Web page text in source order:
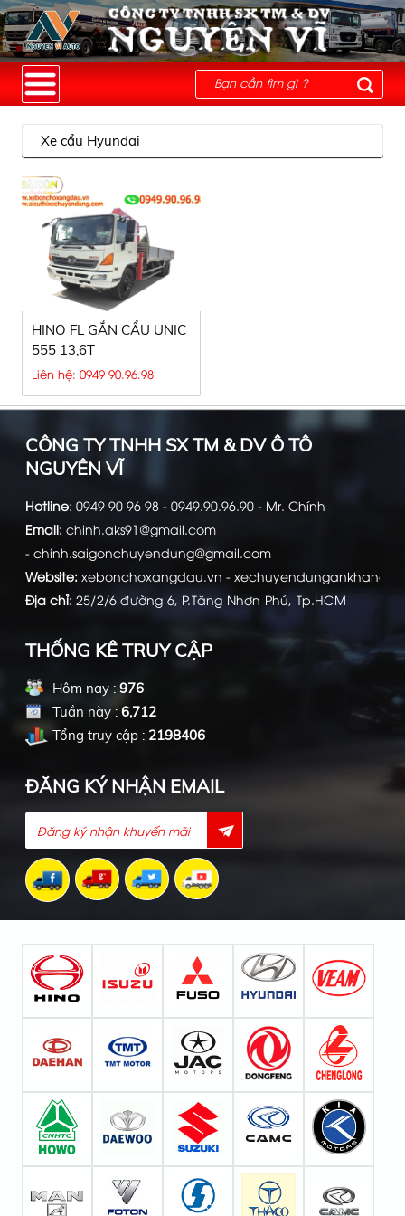
Xe cẩu Hyundai
HINO FL GẮN CẨU UNIC
555 13,6T
Liên hệ: 0949 90.96.98
CÔNG TY TNHH SX TM & DV Ô TÔ
NGUYÊN VĨ
Hotline: 0949 90 96 98 - 0949.90.96.90 - Mr. Chính
Email: chinh.aks91@gmail.com
- chinh.saigonchuyendung@gmail.com
Website: xebonchoxangdau.vn -
Địa chỉ: 25/2/6 đường 6, P.Tăng Nhơn Phú, Tp.HCM
THỐNG KÊ TRUY CẬP
Hôm nay :976
Tuần này : 6,712
Tổng truy cập : 2198406
ĐĂNG KÝ NHẬN EMAIL